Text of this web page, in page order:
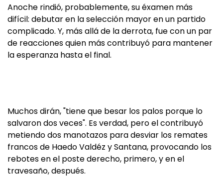
Anoche rindió, probablemente, su éxamen más
difícil: debutar en la selección mayor en un partido
complicado. Y, más allá de la derrota, fue con un par
de reacciones quien más contribuyó para mantener
la esperanza hasta el final.
Muchos dirán, "tiene que besar los palos porque lo
salvaron dos veces". Es verdad, pero el contribuyó
metiendo dos manotazos para desviar los remates
francos de Haedo Valdéz y Santana, provocando los
rebotes en el poste derecho, primero, y en el
travesaño, después.